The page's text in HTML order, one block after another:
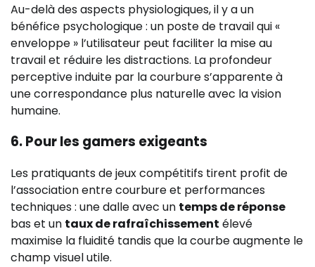
Au-delà des aspects physiologiques, il y a un
bénéfice psychologique : un poste de travail qui «
enveloppe » l’utilisateur peut faciliter la mise au
travail et réduire les distractions. La profondeur
perceptive induite par la courbure s’apparente à
une correspondance plus naturelle avec la vision
humaine.
6. Pour les gamers exigeants
Les pratiquants de jeux compétitifs tirent profit de
l’association entre courbure et performances
techniques : une dalle avec un temps de réponse
bas et un taux de rafraîchissement élevé
maximise la fluidité tandis que la courbe augmente le
champ visuel utile.